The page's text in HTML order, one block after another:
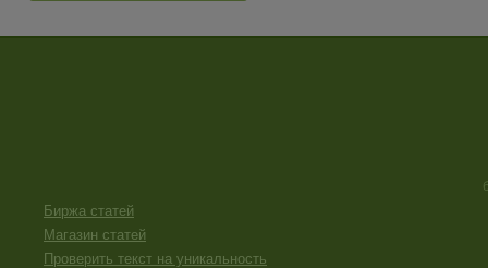
Биржа статей
Магазин статей
Проверить текст на уникальность